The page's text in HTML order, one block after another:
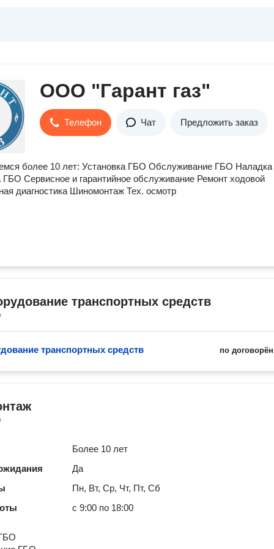
ООО "Гарант газ"
Телефон Чат Предложить заказ
более 10 лет: Установка ГБО Обслуживание ГБО Наладка
ГБО Сервисное и гарантийное обслуживание Ремонт ходовой
диагностика Шиномонтаж Тех. осмотр
транспортных средств
по
транспортных средств
Более 10 лет
Да
Пн, Вт, Ср, Чт, Пт, Сб
с 9:00 по 18:00